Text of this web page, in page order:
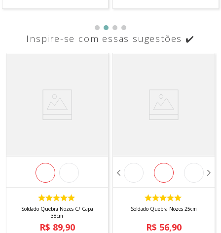
Inspire-se com essas sugestões ✔️
Soldado Quebra Nozes C/ Capa
38cm
R$ 89,90
Soldado Quebra Nozes 25cm
R$ 56,90